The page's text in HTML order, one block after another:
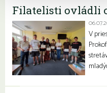
Filatelisti ovládli
V